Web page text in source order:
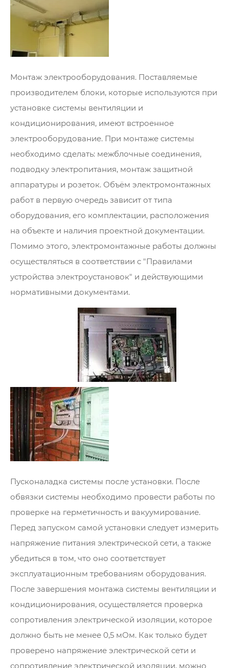
Монтаж электрооборудования. Поставляемые
производителем блоки, которые используются при
установке системы вентиляции и
кондиционирования, имеют встроенное
электрооборудование. При монтаже системы
необходимо сделать: межблочные соединения,
подводку электропитания, монтаж защитной
аппаратуры и розеток. Объём электромонтажных
работ в первую очередь зависит от типа
оборудования, его комплектации, расположения
на объекте и наличия проектной документации.
Помимо этого, электромонтажные работы должны
осуществляться в соответствии с "Правилами
устройства электроустановок" и действующими
нормативными документами.
Пусконаладка системы после установки. После
обвязки системы необходимо провести работы по
проверке на герметичность и вакуумирование.
Перед запуском самой установки следует измерить
напряжение питания электрической сети, а также
убедиться в том, что оно соответствует
эксплуатационным требованиям оборудования.
После завершения монтажа системы вентиляции и
кондиционирования, осуществляется проверка
сопротивления электрической изоляции, которое
должно быть не менее 0,5 мОм. Как только будет
проверено напряжение электрической сети и
сопротивление электрической изоляции, можно